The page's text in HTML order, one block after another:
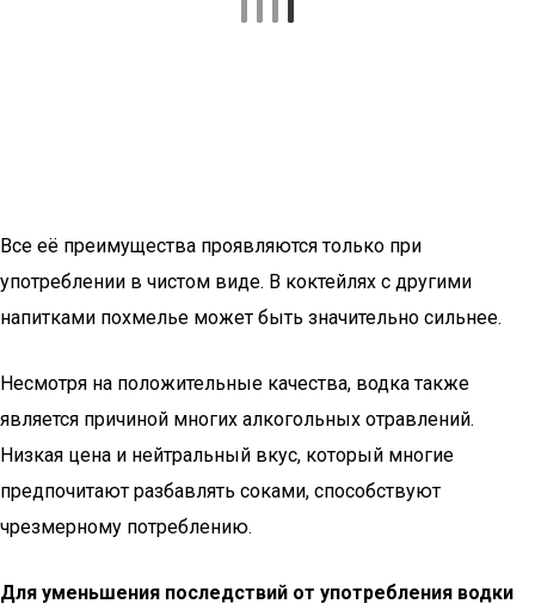
Все её преимущества проявляются только при
употреблении в чистом виде. В коктейлях с другими
напитками похмелье может быть значительно сильнее.
Несмотря на положительные качества, водка также
является причиной многих алкогольных отравлений.
Низкая цена и нейтральный вкус, который многие
предпочитают разбавлять соками, способствуют
чрезмерному потреблению.
Для уменьшения последствий от употребления водки